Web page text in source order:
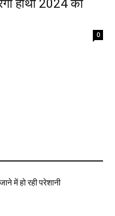
हाथी 2024 की
0
में हो रही परेशानी